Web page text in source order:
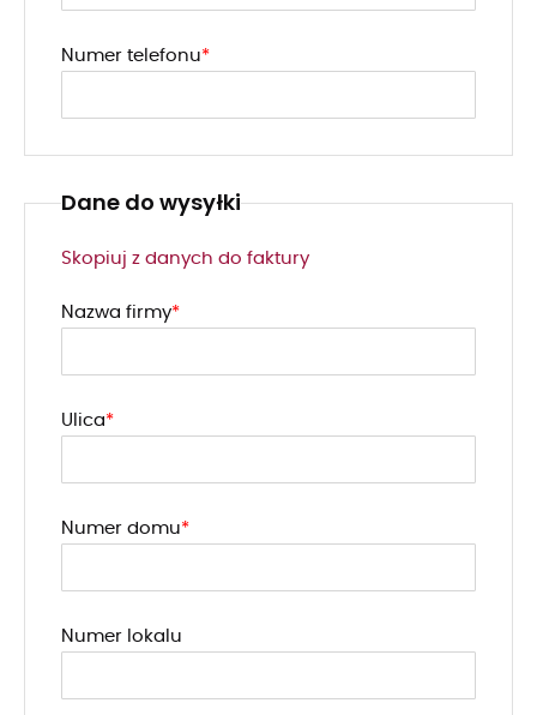
Numer telefonu
Dane do wysyłki
Skopiuj z danych do faktury
Nazwa firmy
Ulica
Numer domu
Numer lokalu